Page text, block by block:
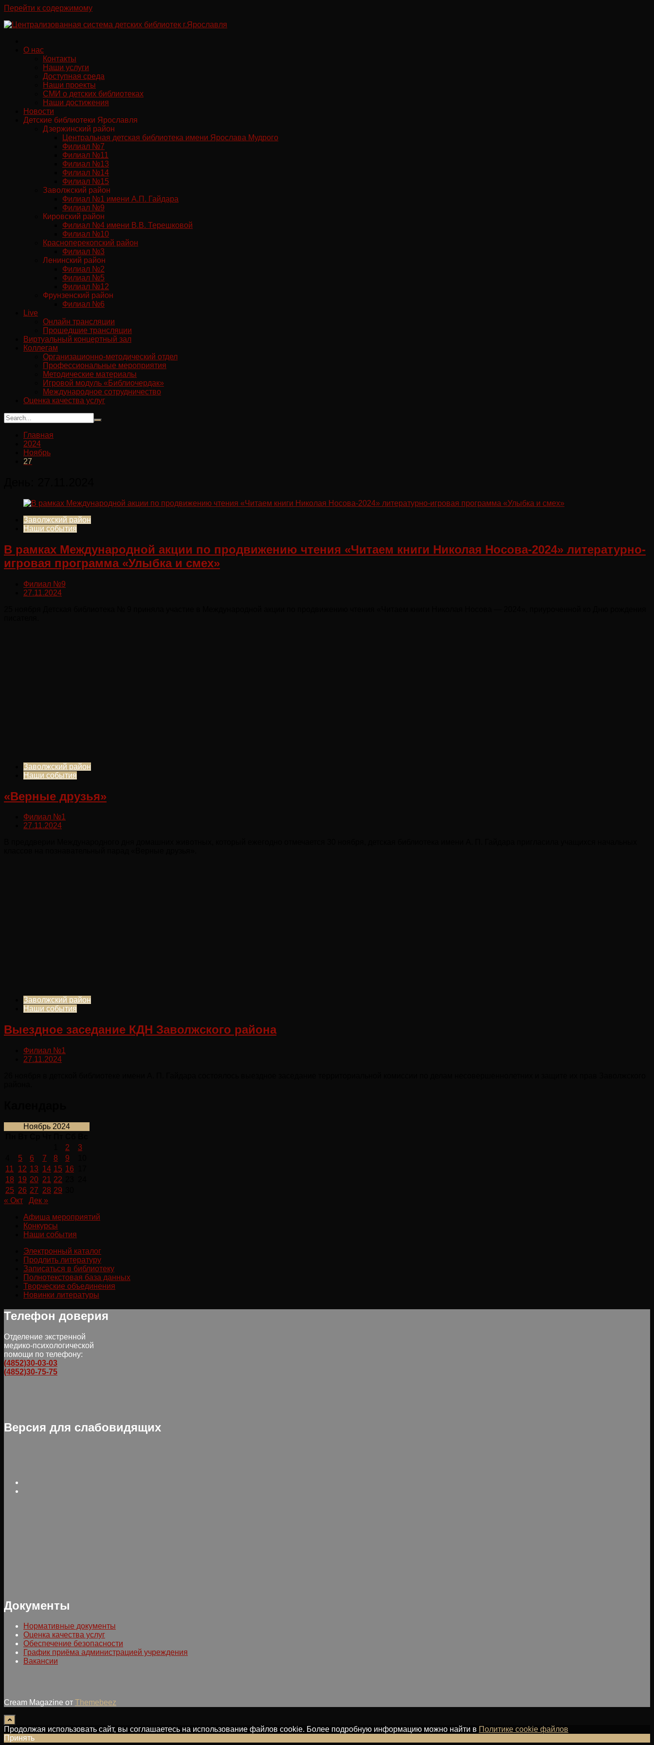
Перейти к содержимому
О нас
Контакты
Наши услуги
Доступная среда
Наши проекты
СМИ о детских библиотеках
Наши достижения
Новости
Детские библиотеки Ярославля
Дзержинский район
Центральная детская библиотека имени Ярослава Мудрого
Филиал №7
Филиал №11
Филиал №13
Филиал №14
Филиал №15
Заволжский район
Филиал №1 имени А.П. Гайдара
Филиал №9
Кировский район
Филиал №4 имени В.В. Терешковой
Филиал №10
Красноперекопский район
Филиал №3
Ленинский район
Филиал №2
Филиал №5
Филиал №12
Фрунзенский район
Филиал №6
Live
Онлайн трансляции
Прошедшие трансляции
Виртуальный концертный зал
Коллегам
Организационно-методический отдел
Профессиональные мероприятия
Методические материалы
Игровой модуль «Библиочердак»
Международное сотрудничество
Оценка качества услуг
Главная
2024
Ноябрь
27
Заволжский район
Наши события
В рамках Международной акции по продвижению чтения «Читаем книги Николая Носова-2024» литературно-
игровая программа «Улыбка и смех»
Филиал №9
27.11.2024
Заволжский район
Наши события
«Верные друзья»
Филиал №1
27.11.2024
Заволжский район
Наши события
Выездное заседание КДН Заволжского района
Филиал №1
27.11.2024
Ноябрь 2024
2
3
5 6 7 8 9
11
12 13 14 15 16
18 19 20 21 22
25 26 27 28 29
« Окт
Дек »
Афиша мероприятий
Конкурсы
Наши события
Электронный каталог
Продлить литературу
Записаться в библиотеку
Полнотекстовая база данных
Творческие объединения
Новинки литературы
Телефон доверия
Отделение экстренной
медико-психологической
помощи по телефону:
(4852)30-03-03
(4852)30-75-75
Версия для слабовидящих
Документы
Нормативные документы
Оценка качества услуг
Обеспечение безопасности
График приёма администрацией учреждения
Вакансии
Cream Magazine от Themebeez
Продолжая использовать сайт, вы соглашаетесь на использование файлов cookie. Более подробную информацию можно найти в Политике cookie файлов
Принять